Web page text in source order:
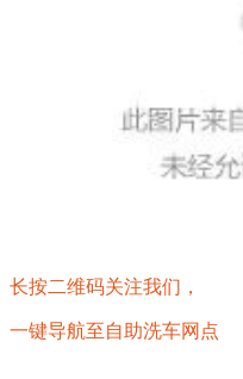
长按二维码关注我们，
一键导航至自助洗车网点